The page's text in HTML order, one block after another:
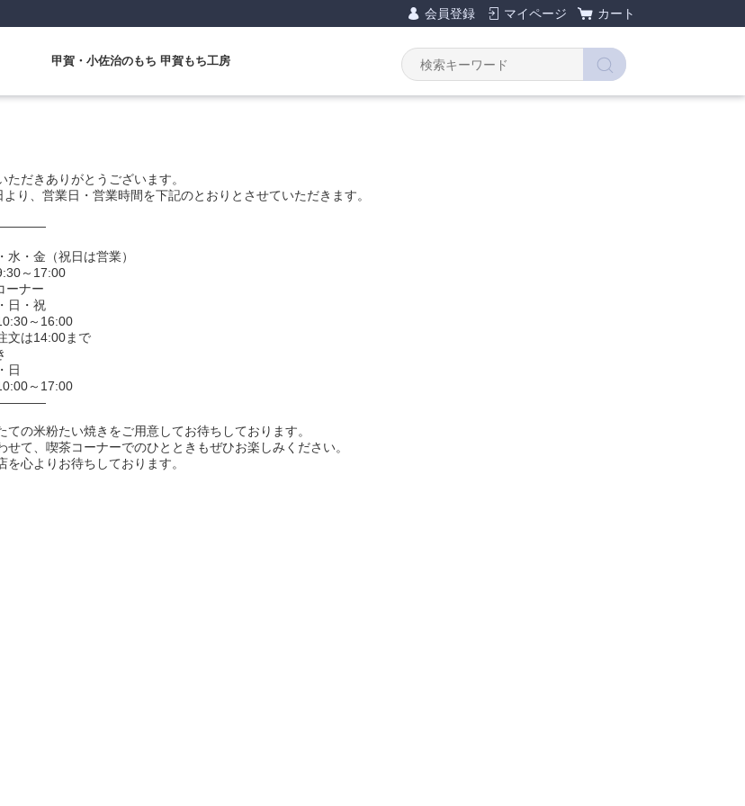
会員登録 マイページ カート
甲賀・小佐治のもち 甲賀もち工房
ただきありがとうございます。
り、営業日・営業時間を下記のとおりとさせていただきます。
・金（祝日は営業）
～17:00
ーナー
日・祝
～16:00
は14:00まで
日
～17:00
ての米粉たい焼きをご用意してお待ちしております。
せて、喫茶コーナーでのひとときもぜひお楽しみください。
を心よりお待ちしております。